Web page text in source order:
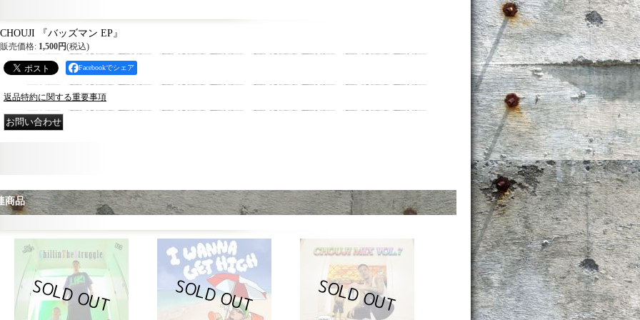
CHOUJI 『バッズマン EP』
販売価格: 1,500円(税込)
Facebookでシェア
返品特約に関する重要事項
商品